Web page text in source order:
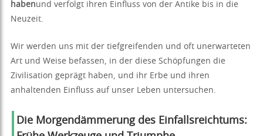
habenund verfolgt ihren Einfluss von der Antike bis in die
Neuzeit.
Wir werden uns mit der tiefgreifenden und oft unerwarteten
Art und Weise befassen, in der diese Schöpfungen die
Zivilisation geprägt haben, und ihr Erbe und ihren
anhaltenden Einfluss auf unser Leben untersuchen.
Die Morgendämmerung des Einfallsreichtums: